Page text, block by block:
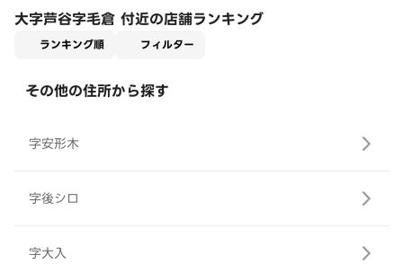
大字芦谷字毛倉 付近の店舗ランキング
ランキング順 フィルター
その他の住所から探す
字安形木
字後シロ
字大入